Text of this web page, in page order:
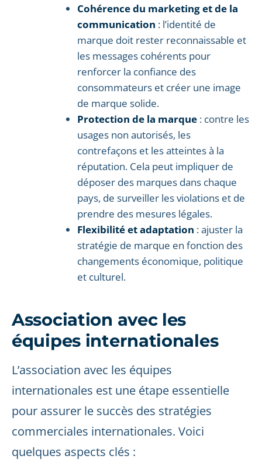
Cohérence du marketing et de la
communication : l’identité de
marque doit rester reconnaissable et
les messages cohérents pour
renforcer la confiance des
consommateurs et créer une image
de marque solide.
Protection de la marque : contre les
usages non autorisés, les
contrefaçons et les atteintes à la
réputation. Cela peut impliquer de
déposer des marques dans chaque
pays, de surveiller les violations et de
prendre des mesures légales.
Flexibilité et adaptation : ajuster la
stratégie de marque en fonction des
changements économique, politique
et culturel.
Association avec les
équipes internationales
L’association avec les équipes
internationales est une étape essentielle
pour assurer le succès des stratégies
commerciales internationales. Voici
quelques aspects clés :